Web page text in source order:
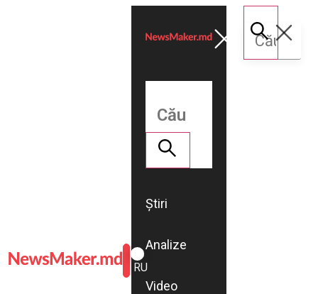
ROMÂNĂ
RU
Știri
Analize
Video